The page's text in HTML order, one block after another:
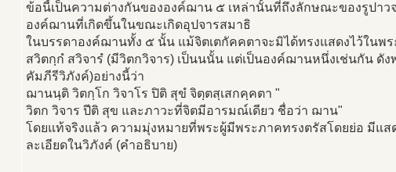
ข้อนี้เป็นความต่างกันขององค์ฌาน ๕ เหล่านั้นที่ถึงลักษณะของรูปาว
องค์ฌานที่เกิดขึ้นในขณะเกิดอุปจารสมาธิ
ในบรรดาองค์ฌานทั้ง ๕ นั้น แม้จิตเตกัคคตาจะมิได้ทรงแสดงไว้ในพร
สวิตกฺกํ สวิจารํ (มีวิตกวิจาร) เป็นนนั้น แต่เป็นองค์ฌานหนึ่งเช่นกัน ดั
คัมภีรีวิภังค์)อย่างนี้ว่า
ฌานนฺติ วิตกฺโก วิจาโร ปิติ สุขํ จิตฺตสฺเสกคฺคตา "
วิตก วิจาร ปีติ สุข และภาวะที่จิตมีอารมณ์เดียว ชื่อว่า ฌาน"
โดยแท้จริงแล้ว ความมุ่งหมายที่พระผู้มีพระภาคทรงตรัสโดยย่อ มีแส
ละเอียดในวิภังค์ (คำอธิบาย)